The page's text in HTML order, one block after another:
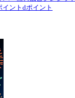
イント dポイント